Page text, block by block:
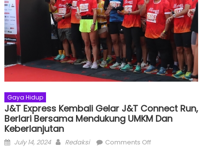
Gaya Hidup
J&T Express Kembali Gelar J&T Connect Run,
Berlari Bersama Mendukung UMKM Dan
Keberlanjutan
Posted
July 14, 2024 Author
Redaksi Comments Offon